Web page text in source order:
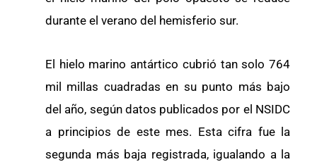
durante el verano del hemisferio sur.
El hielo marino antártico cubrió tan solo 764
mil millas cuadradas en su punto más bajo
del año, según datos publicados por el NSIDC
a principios de este mes. Esta cifra fue la
segunda más baja registrada, igualando a la